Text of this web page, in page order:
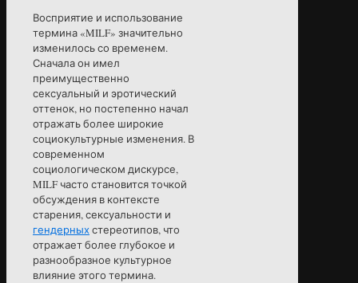
Восприятие и использование
термина «MILF» значительно
изменилось со временем.
Сначала он имел
преимущественно
сексуальный и эротический
оттенок, но постепенно начал
отражать более широкие
социокультурные изменения. В
современном
социологическом дискурсе,
MILF часто становится точкой
обсуждения в контексте
старения, сексуальности и
гендерныхстереотипов, что
отражает более глубокое и
разнообразное культурное
влияние этого термина.